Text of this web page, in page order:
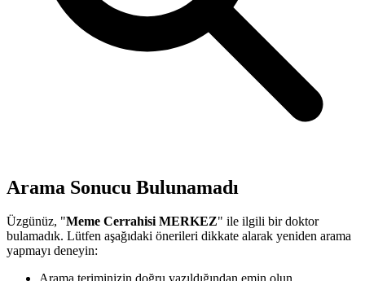
Arama Sonucu Bulunamadı
Üzgünüz, "Meme Cerrahisi MERKEZ" ile ilgili bir doktor
bulamadık. Lütfen aşağıdaki önerileri dikkate alarak yeniden arama
yapmayı deneyin: